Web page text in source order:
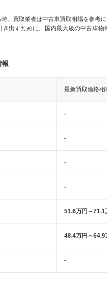
、買取業者は中古車買取相場を参考に
き出すために、国内最大級の中古車
報
最新買取価格相
-
-
-
-
51.6万円～71.1
48.4万円～64.9
-